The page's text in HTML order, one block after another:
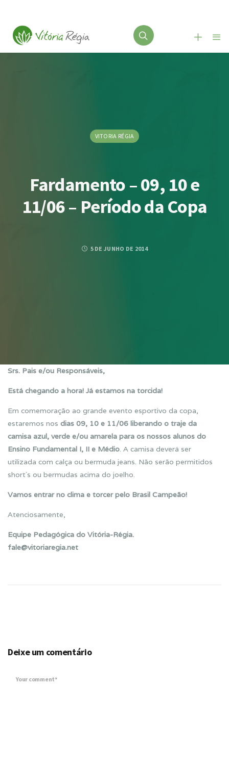
VITORIA RÉGIA
Fardamento – 09, 10 e
11/06 – Período da Copa
5 DE JUNHO DE 2014
Srs. Pais e/ou Responsáveis,
Está chegando a hora! Já estamos na torcida!
Em comemoração ao grande evento esportivo da copa,
estaremos nos dias 09, 10 e 11/06 liberando o traje da
camisa azul, verde e/ou amarela para os nossos alunos do
Ensino Fundamental I, II e Médio. A camisa deverá ser
utilizada com calça ou bermuda jeans. Não serão permitidos
short´s ou bermudas acima do joelho.
Vamos entrar no clima e torcer pelo Brasil Campeão!
Atenciosamente,
Equipe Pedagógica do Vitória-Régia.
fale@vitoriaregia.net
Deixe um comentário
Your comment*